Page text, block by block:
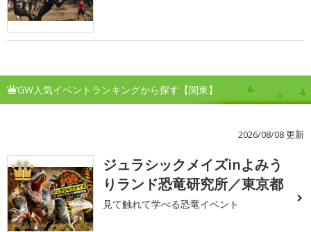
GW人気イベントランキングから探す【関東】
2026/08/08 更新
1
ジュラシックメイズinよみう
りランド恐竜研究所／東京都
見て触れて学べる恐竜イベント